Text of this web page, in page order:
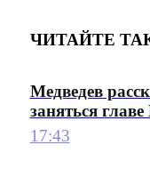
ЧИТАЙТЕ
Медведев
заняться
17:43